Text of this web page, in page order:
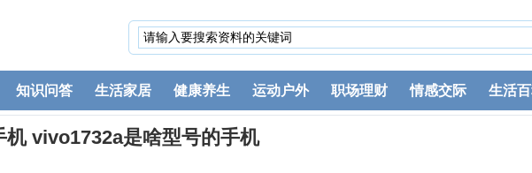
知识问答 生活家居 健康养生 运动户外 职场理财 情感交际 生活
vivo1732a是啥型号的手机